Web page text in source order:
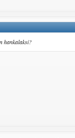
hankalaksi?